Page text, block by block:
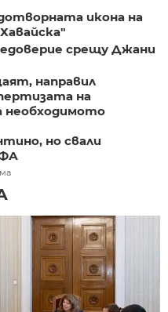
икона на
срещу Джани
направил
на
необходимото
но свали